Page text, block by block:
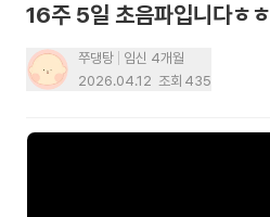
16주 5일 초음파입니다ㅎㅎ
쭈댕탕
임신 4개월
2026.04.12 조회 435